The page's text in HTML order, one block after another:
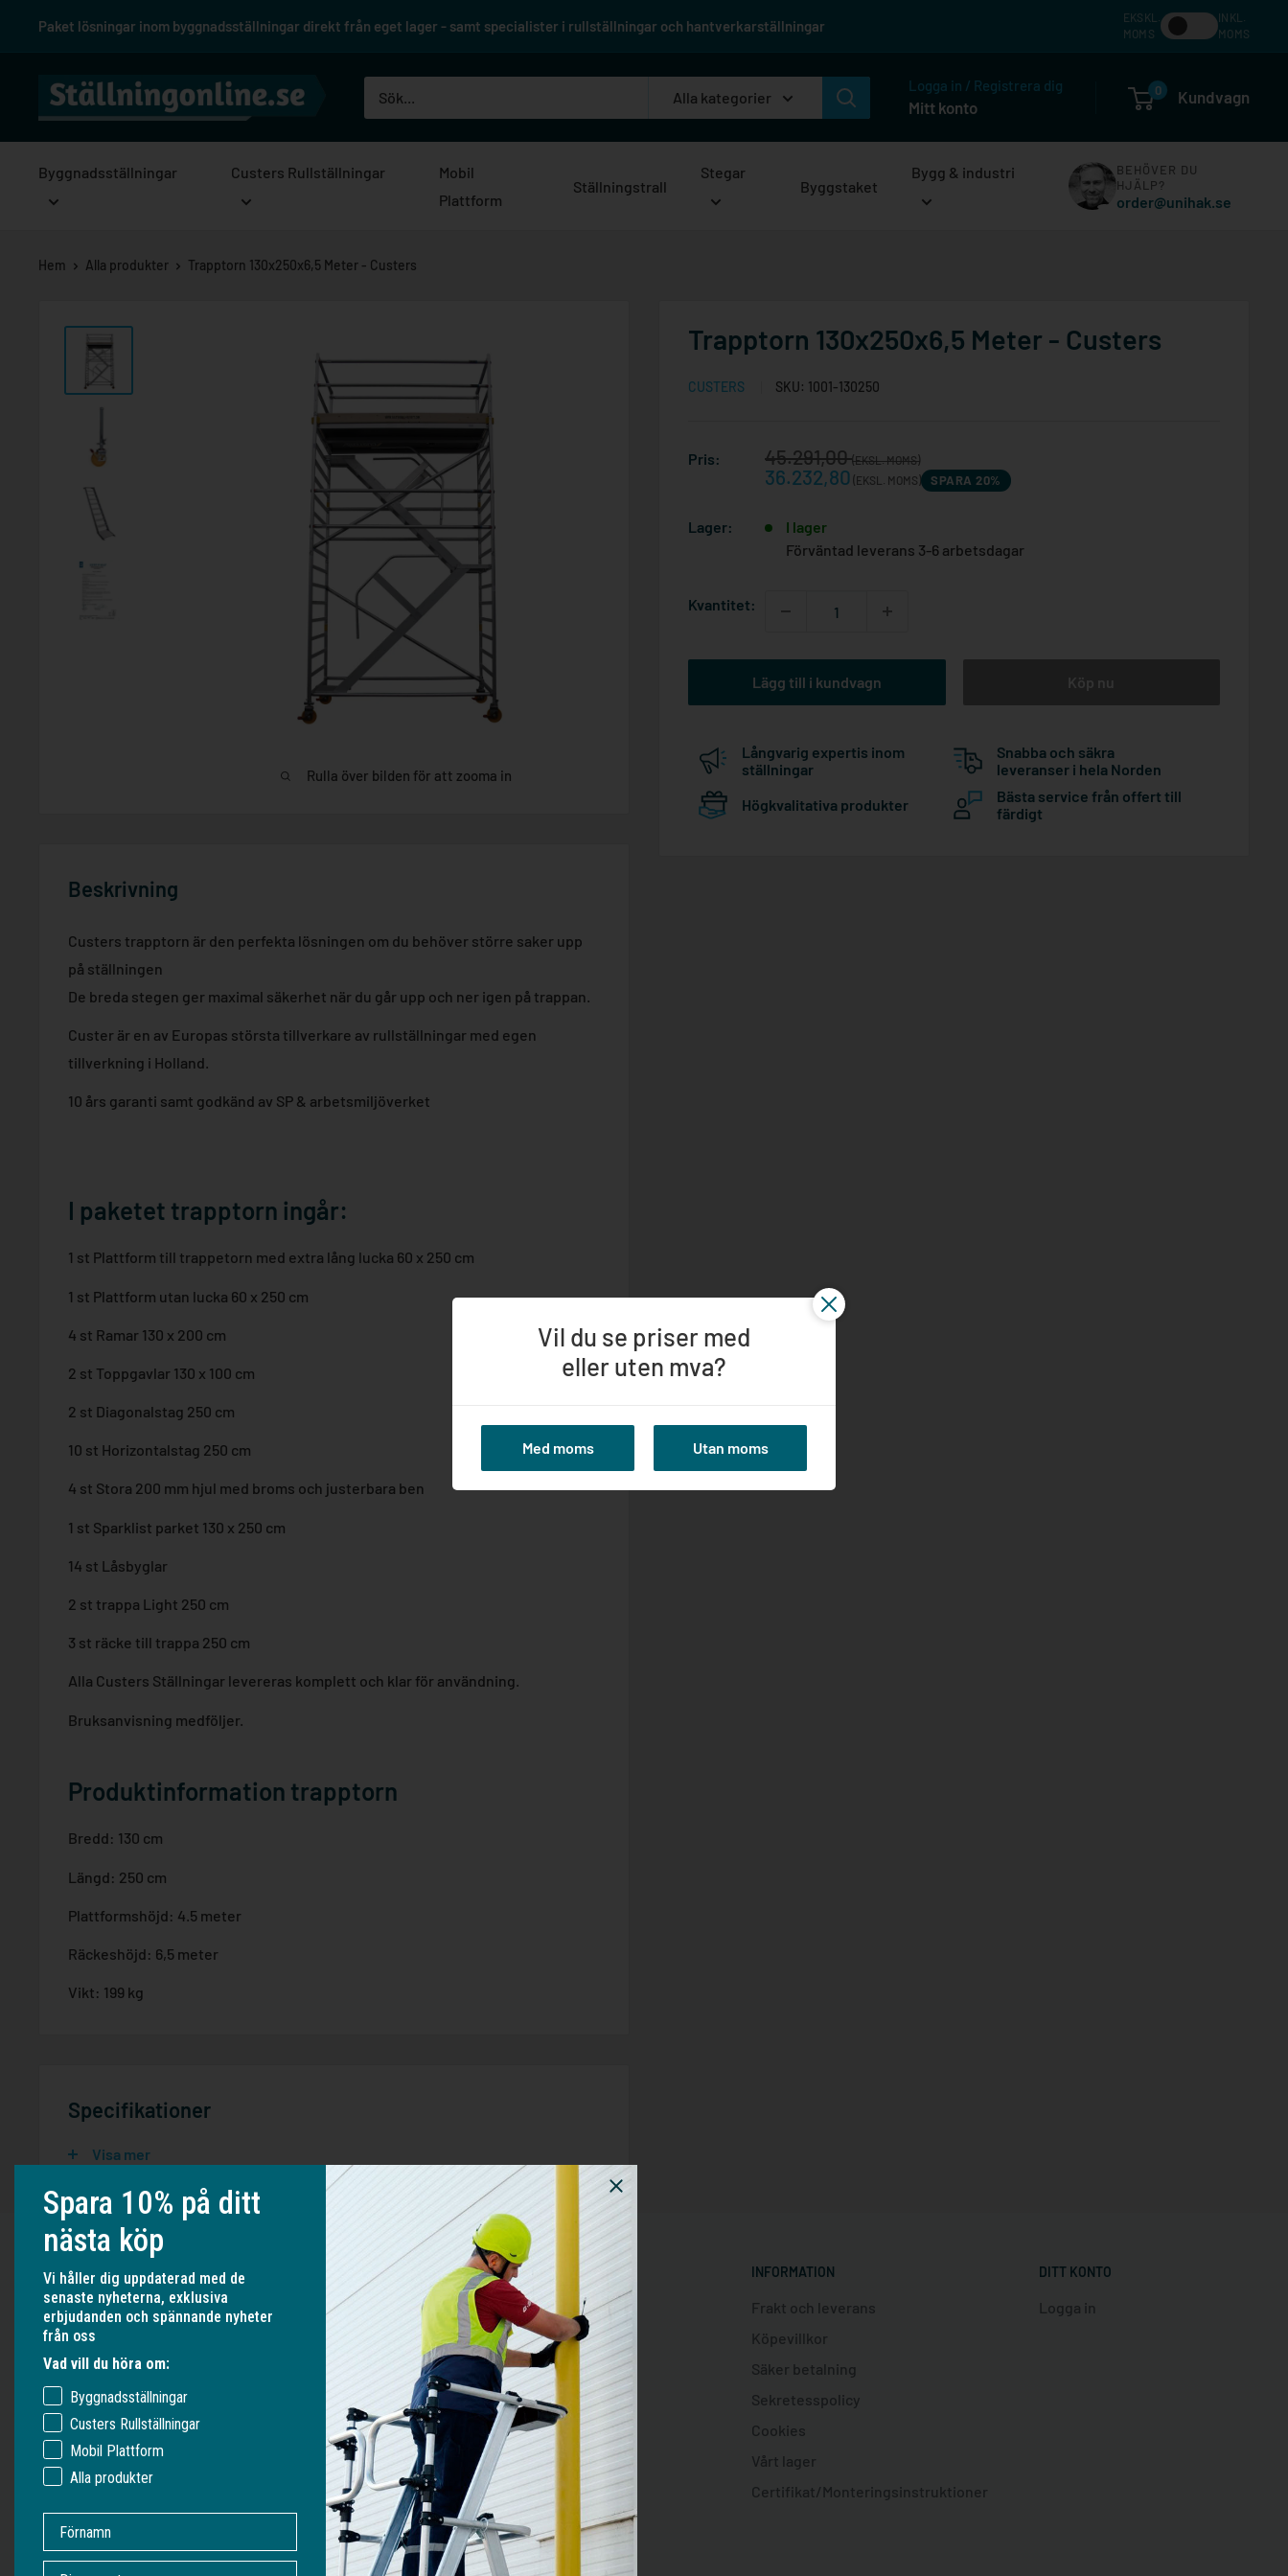
Paket lösningar inom byggnadsställningar direkt från eget lager - samt specialister i rullställningar och hantverkarställningar
EKSKL.
MOMS
INKL.
MOMS
Ställningonline.se
Alla kategorier
Logga in / Registrera dig
Mitt konto
0 Kundvagn
Byggnadsställningar Custers Rullställningar
Mobil
Plattform
Ställningstrall
Stegar
Byggstaket
Bygg & industri
BEHÖVER DU
HJÄLP?
order@unihak.se
Hem Alla produkter Trapptorn 130x250x6,5 Meter - Custers
Rulla över bilden för att zooma in
Trapptorn 130x250x6,5 Meter - Custers
CUSTERS SKU: 1001-130250
Pris: Reapris
45.291,00(EKSL. MOMS)
36.232,80 (EKSL. MOMS) SPARA 20%
Lager:
I lager
Förväntad leverans 3-6 arbetsdagar
Kvantitet:
Lägg till i kundvagn Köp nu
Långvarig expertis inom
ställningar
Snabba och säkra
leveranser i hela Norden
Högkvalitativa produkter
Bästa service från offert till
färdigt
Beskrivning
Custers trapptorn är den perfekta lösningen om du behöver större saker upp
på ställningen
De breda stegen ger maximal säkerhet när du går upp och ner igen på trappan.
Custer är en av Europas största tillverkare av rullställningar med egen
tillverkning i Holland.
10 års garanti samt godkänd av SP & arbetsmiljöverket
I paketet trapptorn ingår:
1 st Plattform till trappetorn med extra lång lucka 60 x 250 cm
1 st Plattform utan lucka 60 x 250 cm
4 st Ramar 130 x 200 cm
2 st Toppgavlar 130 x 100 cm
2 st Diagonalstag 250 cm
10 st Horizontalstag 250 cm
4 st Stora 200 mm hjul med broms och justerbara ben
1 st Sparklist parket 130 x 250 cm
14 st Låsbyglar
2 st trappa Light 250 cm
3 st räcke till trappa 250 cm
Alla Custers Ställningar levereras komplett och klar för användning.
Bruksanvisning medföljer.
Produktinformation trapptorn
Bredd: 130 cm
Längd: 250 cm
Plattformshöjd: 4.5 meter
Räckeshöjd: 6,5 meter
Vikt: 199 kg
Specifikationer
Visa mer
OM VERKSAMHETEN
Ställningonline.se
Gräshoppsvägen 7 B (kontor/ej lager)
311 79 Falkenberg
Sverige
Org. nr: 556535-6267
ORDER@UNIHAK.SE
0700 23 25 40
KUNDSERVICE
Om oss
Kontakta oss
INFORMATION
Frakt och leverans
Köpevillkor
Säker betalning
Sekretesspolicy
Cookies
Vårt lager
Certifikat/Monteringsinstruktioner
DITT KONTO
Logga in
Vil du se priser med
eller uten mva?
Med moms Utan moms
Spara 10% på ditt
nästa köp
Vi håller dig uppdaterad med de
senaste nyheterna, exklusiva
erbjudanden och spännande nyheter
från oss
Vad vill du höra om:
Byggnadsställningar
Custers Rullställningar
Mobil Plattform
Alla produkter